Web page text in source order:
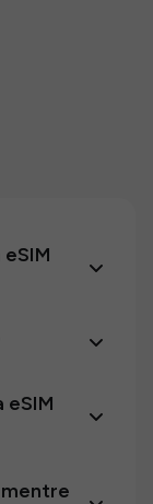
eSIM